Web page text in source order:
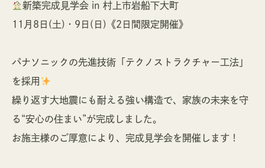
0120-916-036
新築完成見学会 in 村上市岩船下大町
11月8日(土)・9日(日)《2日間限定開催》
パナソニックの先進技術「テクノストラクチャー工法」
を採用
繰り返す大地震にも耐える強い構造で、家族の未来を守
る“安心の住まい”が完成しました。
お施主様のご厚意により、完成見学会を開催します！